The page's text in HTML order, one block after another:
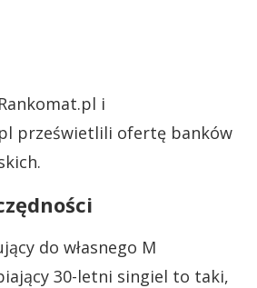
i
prześwietlili ofertę banków
do własnego M
30-letni singiel to taki,